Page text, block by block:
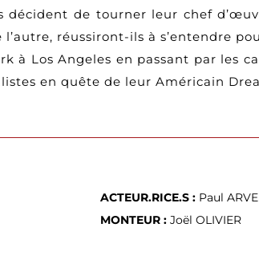
décident de tourner leur chef
l’autre, réussiront-ils à s’entendre
à Los Angeles en passant par les
en quête de leur Américain
ACTEUR.RICE.S : Paul
MONTEUR : Joël OLIVIER